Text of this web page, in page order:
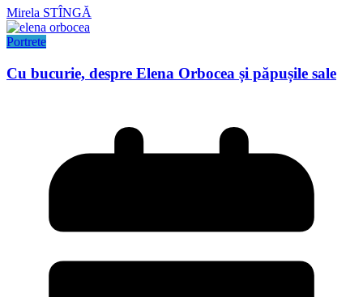
Mirela STÎNGĂ
Portrete
Cu bucurie, despre Elena Orbocea și păpușile sale